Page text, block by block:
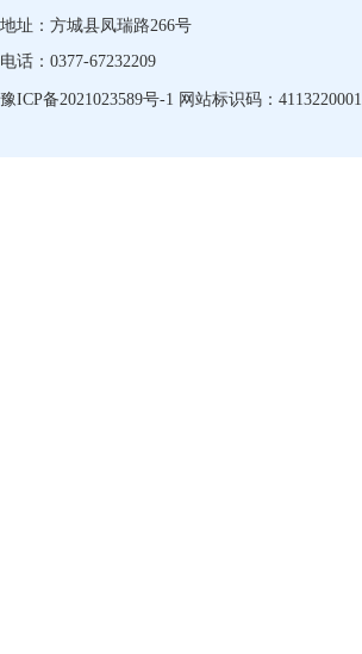
地址：方城县凤瑞路266号
电话：0377-67232209
豫ICP备2021023589号-1 网站标识码：4113220001